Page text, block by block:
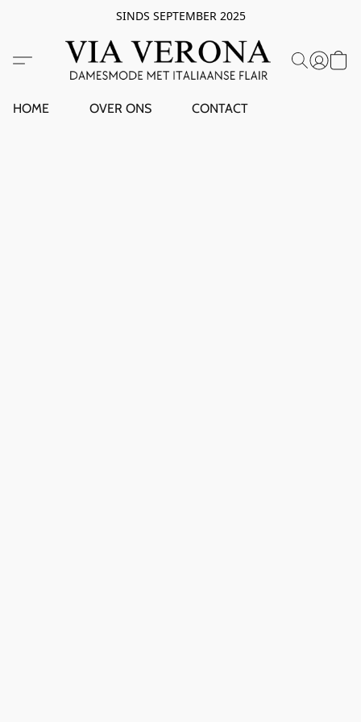
SINDS SEPTEMBER 2025
HOME OVER ONS CONTACT